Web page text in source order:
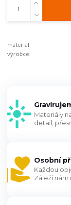
materiál:
výrobce:
Materiály
detail,
Osobní
Každou
Záleží nám